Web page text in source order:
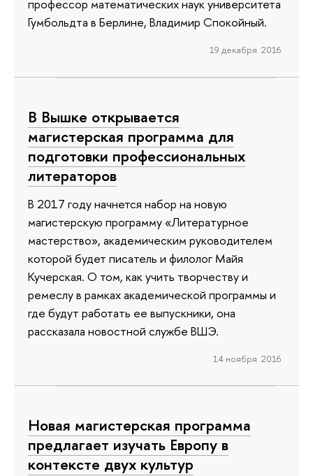
профессор математических наук университета
Гумбольдта в Берлине, Владимир Спокойный.
19 декабря 2016
В Вышке открывается
магистерская программа для
подготовки профессиональных
литераторов
В 2017 году начнется набор на новую
магистерскую программу «Литературное
мастерство», академическим руководителем
которой будет писатель и филолог Майя
Кучерская. О том, как учить творчеству и
ремеслу в рамках академической программы и
где будут работать ее выпускники, она
рассказала новостной службе ВШЭ.
14 ноября 2016
Новая магистерская программа
предлагает изучать Европу в
контексте двух культур